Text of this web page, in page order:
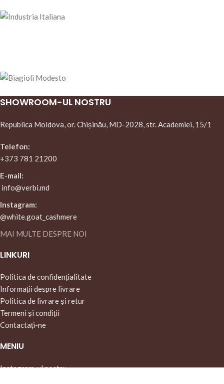
SHOWROOM-UL NOSTRU
Republica Moldova, or. Chișinău, MD-2028, str. Academiei, 15/1
Telefon:
+373 781 21200
E-mail:
info@verbi.md
Instagram:
@white.goat_cashmere
MAI MULTE DESPRE NOI
LINKURI
Politica de confidențialitate
Informații despre livrare
Politica de livrare și retur
Termeni și condiții
Contactați-ne
MENIU
Instagram-ul nostru